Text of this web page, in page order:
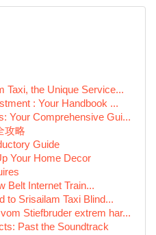
Taxi, the Unique Service...
: Your Handbook ...
Your Comprehensive Gui...
攻略
Guide
Your Home Decor
Belt Internet Train...
to Srisailam Taxi Blind...
Stiefbruder extrem har...
Past the Soundtrack